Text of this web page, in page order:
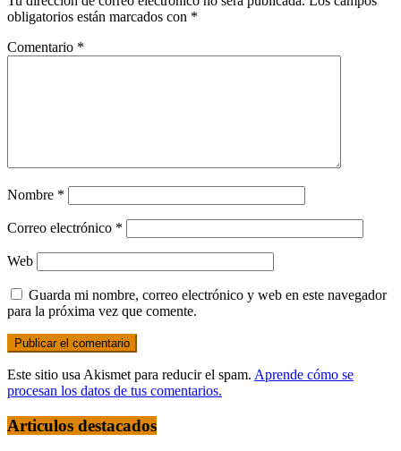
obligatorios están marcados con *
Comentario *
Nombre *
Correo electrónico *
Web
Guarda mi nombre, correo electrónico y web en este navegador
para la próxima vez que comente.
Este sitio usa Akismet para reducir el spam. Aprende cómo se
procesan los datos de tus comentarios.
Articulos destacados